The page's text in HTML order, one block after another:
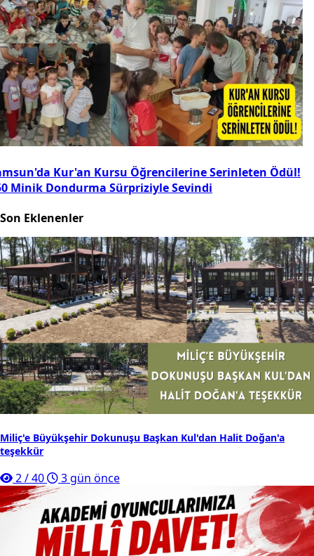
Kur'an Kursu Öğrencilerine Serinleten Ödül!
Minik Dondurma Sürpriziyle Sevindi
Son Eklenenler
Miliç'e Büyükşehir Dokunuşu Başkan Kul'dan Halit Doğan'a
teşekkür
2/40 3 gün önce